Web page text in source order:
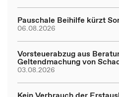
Pauschale Beihilfe kürzt
06.08.2026
Vorsteuerabzug aus
Geltendmachung von
03.08.2026